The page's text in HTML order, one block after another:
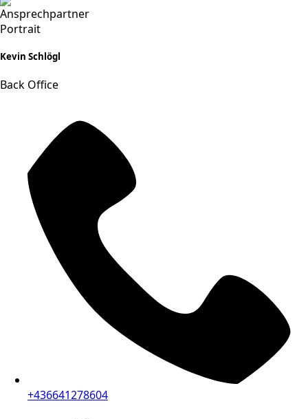
Kevin Schlögl
Back Office
+436641278604